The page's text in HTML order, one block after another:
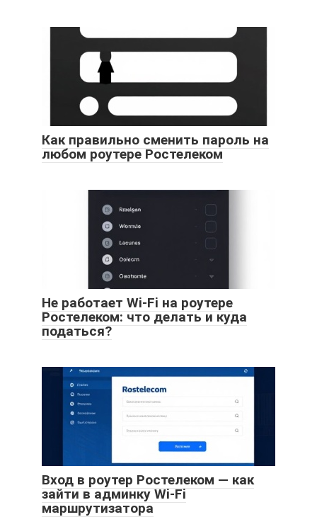
Как правильно сменить пароль на
любом роутере Ростелеком
Не работает Wi-Fi на роутере
Ростелеком: что делать и куда
податься?
Вход в роутер Ростелеком — как
зайти в админку Wi-Fi
маршрутизатора